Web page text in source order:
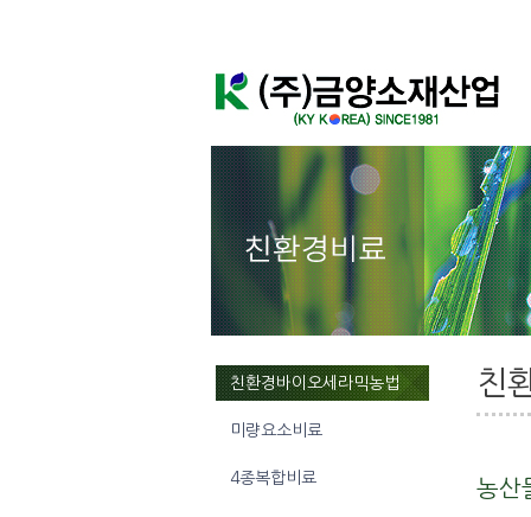
친환경바이오세라믹농법
미량요소비료
4종복합비료
친
농산